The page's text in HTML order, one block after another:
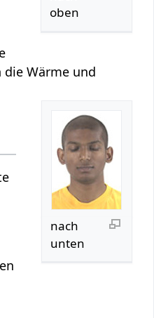
oben
Wärme und
nach
unten